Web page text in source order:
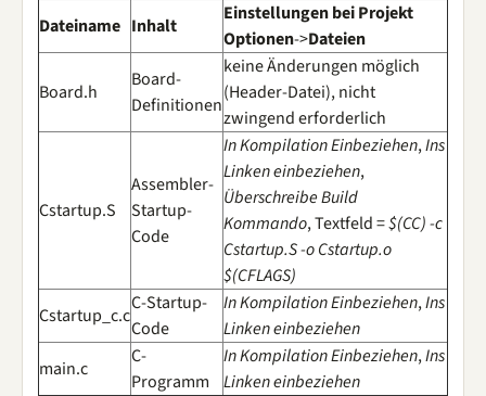
Dateiname Inhalt
Einstellungen beiProjekt
Optionen->Dateien
Board.h
Board-
Definitionen
keine Änderungen möglich
(Header-Datei), nicht
zwingend erforderlich
Cstartup.S
Assembler-
Startup-
Code
In Kompilation Einbeziehen,Ins
Linken einbeziehen,
Überschreibe Build
Kommando, Textfeld =$(CC) -c
Cstartup.S -o Cstartup.o
$(CFLAGS)
Cstartup_c.c
C-Startup-
Code
In Kompilation Einbeziehen,Ins
Linken einbeziehen
main.c
C-
Programm
In Kompilation Einbeziehen,Ins
Linken einbeziehen